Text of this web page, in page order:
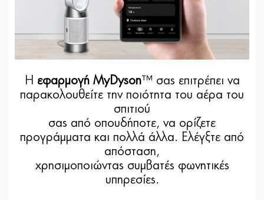
Η εφαρμογή MyDyson™ σας επιτρέπει να
παρακολουθείτε την ποιότητα του αέρα του
σπιτιού
σας από οπουδήποτε, να ορίζετε
προγράμματα και πολλά άλλα. Ελέγξτε από
απόσταση,
χρησιμοποιώντας συμβατές φωνητικές
υπηρεσίες.